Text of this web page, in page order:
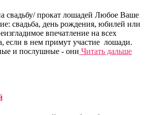
свадьбу/ прокат лошадей Любое Ваше
свадьба, день рождения, юбилей или
впечатление на всех
если в нем примут участие лошади.
и послушные - они Читать дальше